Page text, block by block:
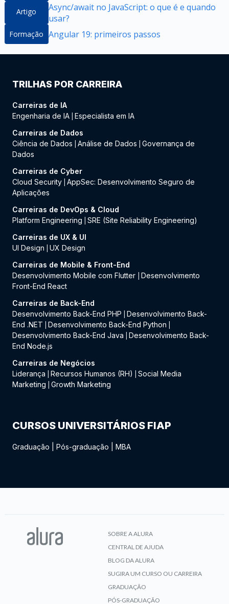
Artigo
Async/await no JavaScript: o que é e quando
usar?
Formação Angular 19: primeiros passos
TRILHAS POR CARREIRA
Carreiras de IA
Engenharia de IA Especialista em IA
Carreiras de Dados
Ciência de Dados
Análise de Dados
Governança de
Dados
Carreiras de Cyber
Cloud Security AppSec: Desenvolvimento Seguro de
Aplicações
Carreiras de DevOps & Cloud
Platform Engineering
SRE (Site Reliability Engineering)
Carreiras de UX & UI
UI Design
UX Design
Carreiras de Mobile & Front-End
Desenvolvimento Mobile com Flutter
Desenvolvimento
Front-End React
Carreiras de Back-End
Desenvolvimento Back-End PHP
Desenvolvimento Back-
End .NET
Desenvolvimento Back-End Python
Desenvolvimento Back-End Java
Desenvolvimento Back-
End Node.js
Carreiras de Negócios
Liderança
Recursos Humanos (RH)
Social Media
Marketing
Growth Marketing
CURSOS UNIVERSITÁRIOS FIAP
Graduação Pós-graduação MBA
SOBRE A ALURA
CENTRAL DE AJUDA
BLOG DA ALURA
SUGIRA UM CURSO OU CARREIRA
GRADUAÇÃO
PÓS-GRADUAÇÃO